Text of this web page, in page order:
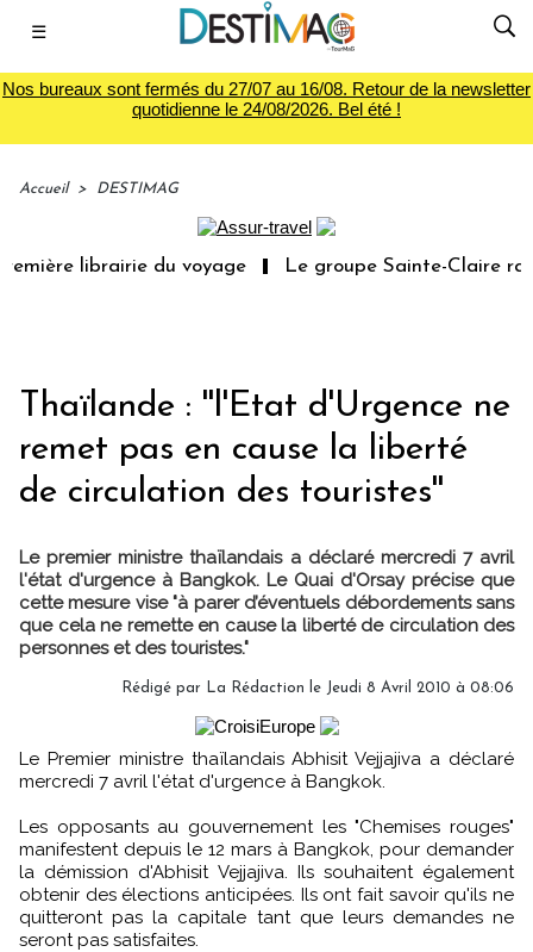
☰
Nos bureaux sont fermés du 27/07 au 16/08. Retour de la newsletter
quotidienne le 24/08/2026. Bel été !
Accueil > DESTIMAG
librairie du voyage Le groupe Sainte-Claire
Thaïlande : ''l'Etat d'Urgence ne
remet pas en cause la liberté
de circulation des touristes''
Le premier ministre thaïlandais a déclaré mercredi 7 avril
l'état d'urgence à Bangkok. Le Quai d'Orsay précise que
cette mesure vise "à parer d’éventuels débordements sans
que cela ne remette en cause la liberté de circulation des
personnes et des touristes."
Rédigé par La Rédaction le Jeudi 8 Avril 2010 à 08:06
Le Premier ministre thaïlandais Abhisit Vejjajiva a déclaré
mercredi 7 avril l'état d'urgence à Bangkok.
Les opposants au gouvernement les "Chemises rouges"
manifestent depuis le 12 mars à Bangkok, pour demander
la démission d'Abhisit Vejjajiva. Ils souhaitent également
obtenir des élections anticipées. Ils ont fait savoir qu'ils ne
quitteront pas la capitale tant que leurs demandes ne
seront pas satisfaites.